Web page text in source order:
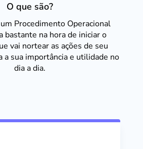
O que são?
Procedimento Operacional
bastante na hora de iniciar o
vai nortear as ações de seu
a sua importância e utilidade no
dia a dia.